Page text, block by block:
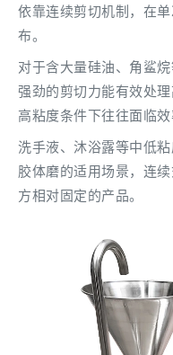
依靠连续剪切机制，在
布。
对于含大量硅油、角鲨
强劲的剪切力能有效处
高粘度条件下往往面临效
洗手液、沐浴露等中低
胶体磨的适用场景，连
方相对固定的产品。